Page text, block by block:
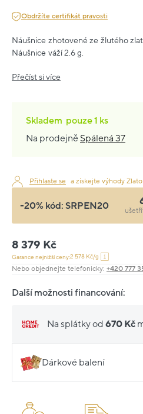
Obdržíte certifikát pravosti
Náušnice zhotovené ze žlutého
Náušnice váží 2.6 g.
Přečíst si více
Skladem pouze1 ks
Na prodejně Spálená 37
Přihlaste se a získejte výhody
-20% kód: SRPEN20
8 379 Kč
Garance nejnižší ceny:2 578 Kč/g
Nebo objednejte telefonicky: +420 777
Další možnosti financování:
Na splátky od 670 Kč
Dárkové balení